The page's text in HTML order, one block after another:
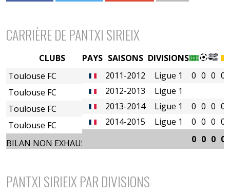
CARRIÈRE DE PANTXI SIRIEIX
PAYS SAISONS DIVISIONS
2011-2012
Ligue 1 0 0 0 0
2012-2013
Ligue 1
2013-2014
Ligue 1 0 0 0 0
2014-2015
Ligue 1 0 0 0 0
0 0 0 0
CLUBS
Toulouse FC
Toulouse FC
Toulouse FC
Toulouse FC
BILAN NON EXHAUSTIF
PANTXI SIRIEIX PAR DIVISIONS